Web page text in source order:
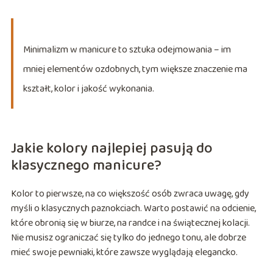
Minimalizm w manicure to sztuka odejmowania – im
mniej elementów ozdobnych, tym większe znaczenie ma
kształt, kolor i jakość wykonania.
Jakie kolory najlepiej pasują do
klasycznego manicure?
Kolor to pierwsze, na co większość osób zwraca uwagę, gdy
myśli o klasycznych paznokciach. Warto postawić na odcienie,
które obronią się w biurze, na randce i na świątecznej kolacji.
Nie musisz ograniczać się tylko do jednego tonu, ale dobrze
mieć swoje pewniaki, które zawsze wyglądają elegancko.